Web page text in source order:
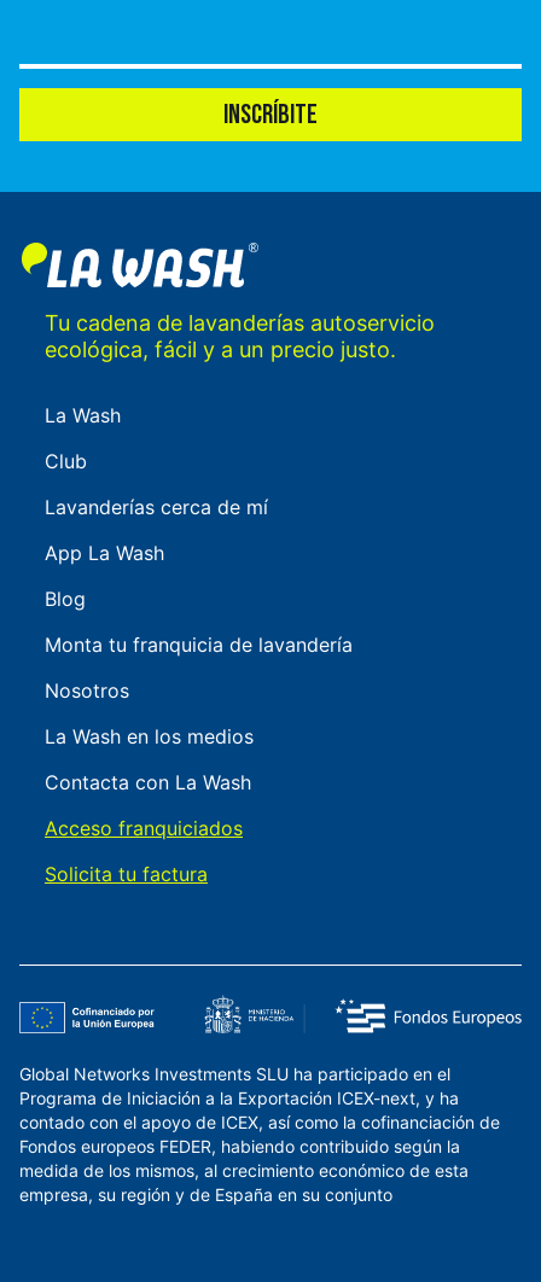
INSCRÍBITE
Tu cadena de lavanderías autoservicio
ecológica, fácil y a un precio justo.
La Wash
Club
Lavanderías cerca de mí
App La Wash
Blog
Monta tu franquicia de lavandería
Nosotros
La Wash en los medios
Contacta con La Wash
Acceso franquiciados
Solicita tu factura
Global Networks Investments SLU ha participado en el
Programa de Iniciación a la Exportación ICEX-next, y ha
contado con el apoyo de ICEX, así como la cofinanciación de
Fondos europeos FEDER, habiendo contribuido según la
medida de los mismos, al crecimiento económico de esta
empresa, su región y de España en su conjunto